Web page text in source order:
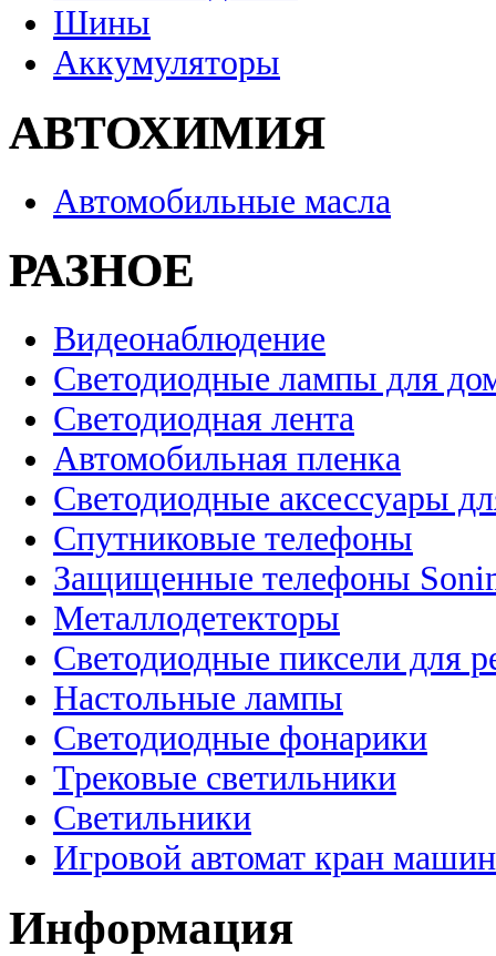
Шины
Аккумуляторы
АВТОХИМИЯ
Автомобильные масла
РАЗНОЕ
Видеонаблюдение
Светодиодные лампы для
Светодиодная лента
Автомобильная пленка
Светодиодные аксессуары
Спутниковые телефоны
Защищенные телефоны
Металлодетекторы
Светодиодные пиксели для
Настольные лампы
Светодиодные фонарики
Трековые светильники
Светильники
Игровой автомат кран
Информация